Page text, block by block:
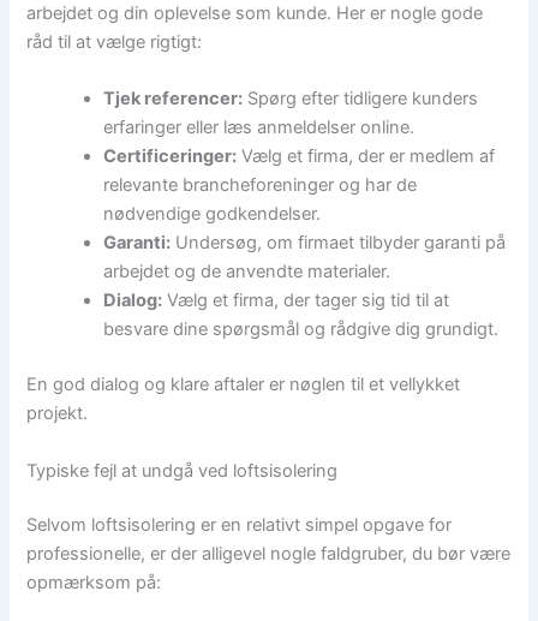
arbejdet og din oplevelse som kunde. Her er nogle gode
råd til at vælge rigtigt:
Tjek referencer: Spørg efter tidligere kunders
erfaringer eller læs anmeldelser online.
Certificeringer: Vælg et firma, der er medlem af
relevante brancheforeninger og har de
nødvendige godkendelser.
Garanti: Undersøg, om firmaet tilbyder garanti på
arbejdet og de anvendte materialer.
Dialog: Vælg et firma, der tager sig tid til at
besvare dine spørgsmål og rådgive dig grundigt.
En god dialog og klare aftaler er nøglen til et vellykket
projekt.
Typiske fejl at undgå ved loftsisolering
Selvom loftsisolering er en relativt simpel opgave for
professionelle, er der alligevel nogle faldgruber, du bør være
opmærksom på: